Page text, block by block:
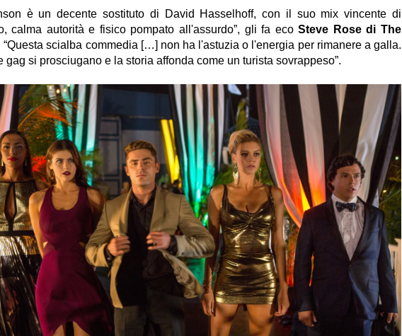
è un decente sostituto di David Hasselhoff, con il suo mix vincente di
calma autorità e fisico pompato all'assurdo”, gli fa ecoSteve Rose di The
“Questa scialba commedia […] non ha l'astuzia o l'energia per rimanere a galla.
gag si prosciugano e la storia affonda come un turista sovrappeso”.